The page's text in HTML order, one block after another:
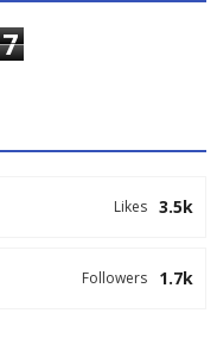
7
3.5k
Likes
1.7k
Followers